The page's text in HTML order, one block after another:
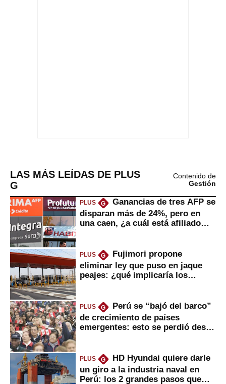
LAS MÁS LEÍDAS DE PLUS
G
Contenido de
Gestión
PLUS G
Ganancias de tres AFP se
disparan más de 24%, pero en
una caen, ¿a cuál está afiliado
PLUS G
Fujimori propone
eliminar ley que puso en jaque
peajes: ¿qué implicaría los
PLUS G
Perú se “bajó del barco”
de crecimiento de países
emergentes: esto se perdió desde
PLUS G
HD Hyundai quiere darle
un giro a la industria naval en
Perú: los 2 grandes pasos que